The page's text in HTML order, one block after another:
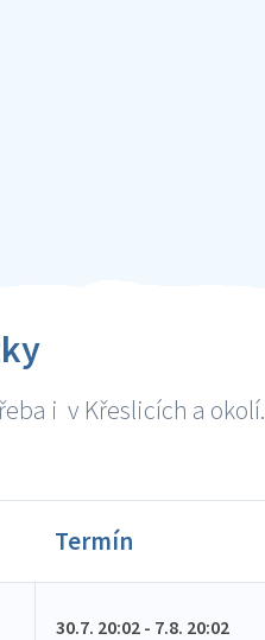
i v Křeslicích a okolí.
Termín
30.7. 20:02 - 7.8. 20:02